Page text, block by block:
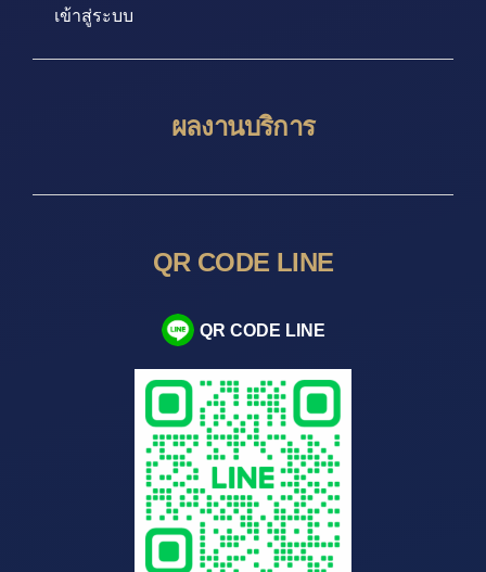
เข้าสู่ระบบ
ผลงานบริการ
QR CODE LINE
QR CODE LINE